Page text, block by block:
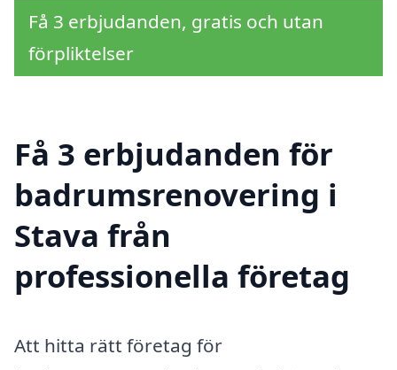
Få 3 erbjudanden, gratis och utan
förpliktelser
Få 3 erbjudanden för
badrumsrenovering i
Stava från
professionella företag
Att hitta rätt företag för